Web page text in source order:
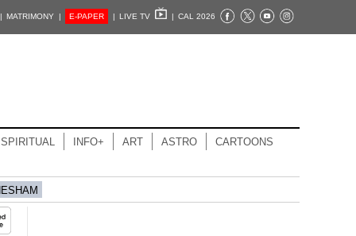
MATRIMONY | E-PAPER | LIVE TV | CAL 2026
SPIRITUAL INFO+ ART ASTRO CARTOONS